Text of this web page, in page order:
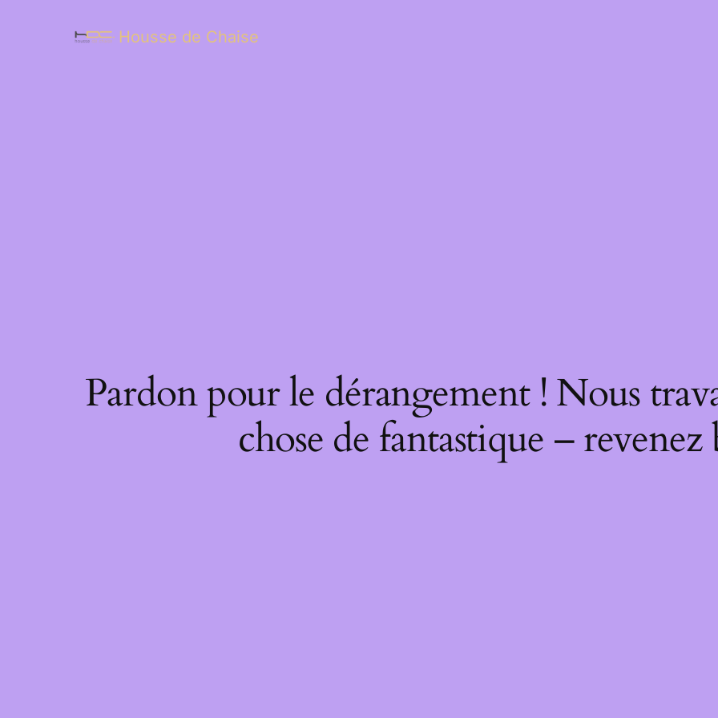
Housse de Chaise
Pardon pour le dérangement ! Nous
chose de fantastique –